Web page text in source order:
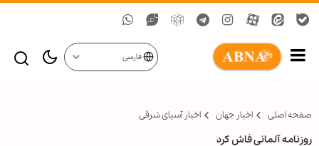
فارسی
صفحه اصلی اخبار جهان اخبار آسیای شرقی
روزنامه آلمانی فاش کرد